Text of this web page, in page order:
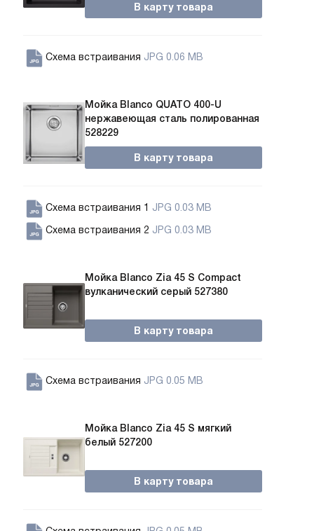
В карту товара
Схема встраивания JPG 0.06 MB
Мойка Blanco QUATO 400-U
нержавеющая сталь полированная
528229
В карту товара
Схема встраивания 1 JPG 0.03 MB
Схема встраивания 2 JPG 0.03 MB
Мойка Blanco Zia 45 S Compact
вулканический серый 527380
В карту товара
Схема встраивания JPG 0.05 MB
Мойка Blanco Zia 45 S мягкий
белый 527200
В карту товара